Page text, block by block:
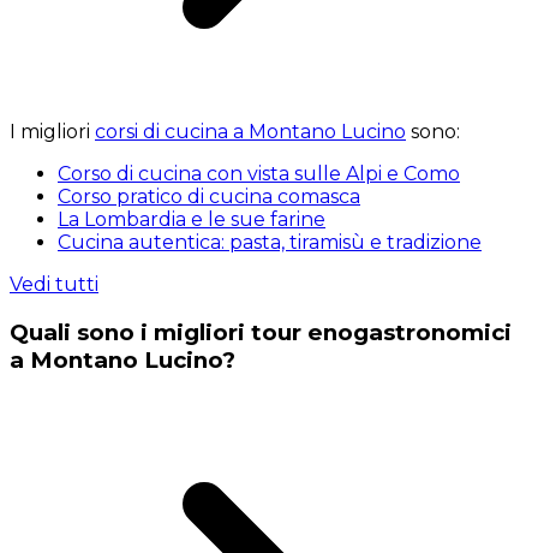
I migliori corsi di cucina a Montano Lucino sono:
Corso di cucina con vista sulle Alpi e Como
Corso pratico di cucina comasca
La Lombardia e le sue farine
Cucina autentica: pasta, tiramisù e tradizione
Vedi tutti
Quali sono i migliori tour enogastronomici
a Montano Lucino?